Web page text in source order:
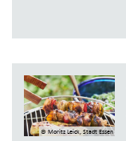
© Moritz Leick, Stadt Essen